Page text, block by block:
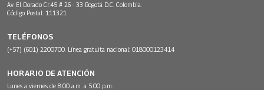
Av. El Dorado Cr.45 # 26 - 33 Bogotá D.C. Colombia.
Código Postal: 111321
TELÉFONOS
(+57) (601) 2200700. Línea gratuita nacional: 018000123414
HORARIO DE ATENCIÓN
Lunes a viernes de 8:00 a.m. a 5:00 p.m.